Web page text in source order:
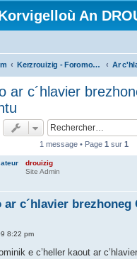
An
Kerzrouizig - Foromoù An Drouizig Ar
ar c´hlavier
1 message • Page 1 sur 1
drouizig
Site Admin
ar c´hlavier brezhoneg
8:22 pm
e c’heller kaout ar